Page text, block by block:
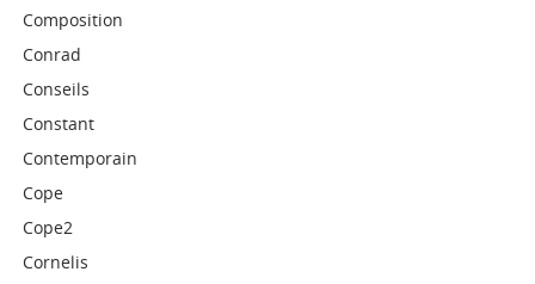
Composition
Conrad
Conseils
Constant
Contemporain
Cope
Cope2
Cornelis